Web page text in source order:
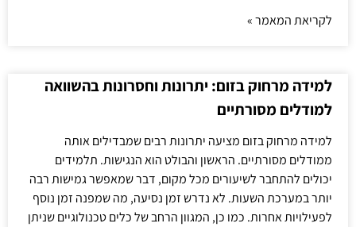
לקריאת המאמר »
למידה מרחוק בזום: יתרונות וחסרונות בהשוואה
למודלים מסורתיים
למידה מרחוק בזום מציעה יתרונות רבים שמבדילים אותה
ממודלים מסורתיים. הראשון והבולט הוא הנגישות. תלמידים
יכולים להתחבר לשיעורים מכל מקום, דבר שמאפשר גמישות רבה
יותר במערכת השעות. לא נדרש זמן נסיעה, מה שמפנה זמן נוסף
לפעילויות אחרות. כמו כן, המגוון הרחב של כלים טכנולוגיים שניתן